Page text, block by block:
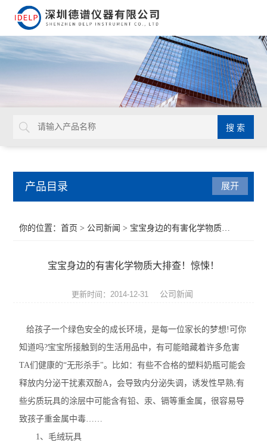
产品目录
ROHS分析仪
卤素检测仪
环保检测仪
液相色谱仪
展开
你的位置：首页 > 公司新闻 > 宝宝身边的有害化学物质大排查！惊悚！
宝宝身边的有害化学物质大排查！惊悚！
更新时间：2014-12-31 公司新闻
给孩子一个绿色安全的成长环境，是每一位家长的梦想!可你
知道吗?宝宝所接触到的生活用品中，有可能暗藏着许多危害
TA们健康的“无形杀手"。比如：有些不合格的塑料奶瓶可能会
释放内分泌干扰素双酚A，会导致内分泌失调，诱发性早熟;有
些劣质玩具的涂层中可能含有铅、汞、镉等重金属，很容易导
致孩子重金属中毒……
1、毛绒玩具